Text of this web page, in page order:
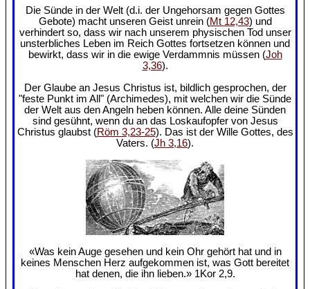
Die Sünde in der Welt (d.i. der Ungehorsam gegen Gottes
Gebote) macht unseren Geist unrein (Mt 12,43) und
verhindert so, dass wir nach unserem physischen Tod unser
unsterbliches Leben im Reich Gottes fortsetzen können und
bewirkt, dass wir in die ewige Verdammnis müssen (Joh
3,36).
Der Glaube an Jesus Christus ist, bildlich gesprochen, der
"feste Punkt im All" (Archimedes), mit welchen wir die Sünde
der Welt aus den Angeln heben können. Alle deine Sünden
sind gesühnt, wenn du an das Loskaufopfer von Jesus
Christus glaubst (Röm 3,23-25). Das ist der Wille Gottes, des
Vaters. (Jh 3,16).
«Was kein Auge gesehen und kein Ohr gehört hat und in
keines Menschen Herz aufgekommen ist, was Gott bereitet
hat denen, die ihn lieben.» 1Kor 2,9.